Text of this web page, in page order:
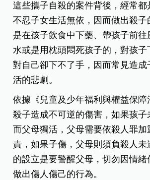
這些攜子自殺的案件背後，經常
不忍子女生活無依，因而做出殺子
是在孩子飲食中下藥、帶孩子前往
水或是用枕頭悶死孩子的，對孩子
對自己卻下不了手，因而常見造成
活的悲劇。
依據《兒童及少年福利與權益保
殺子造成不可逆的傷害，如果孩子
而父母獨活，父母需要依殺人罪加
責，如果子傷，父母則須負殺人
的設立是要警醒父母，切勿因情
做出傷人傷己的行為。